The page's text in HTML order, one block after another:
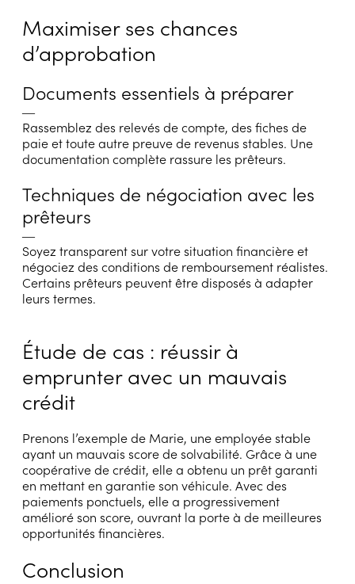
Maximiser ses chances
d’approbation
Documents essentiels à préparer
―
Rassemblez des relevés de compte, des fiches de
paie et toute autre preuve de revenus stables. Une
documentation complète rassure les prêteurs.
Techniques de négociation avec les
prêteurs
―
Soyez transparent sur votre situation financière et
négociez des conditions de remboursement réalistes.
Certains prêteurs peuvent être disposés à adapter
leurs termes.
Étude de cas : réussir à
emprunter avec un mauvais
crédit
Prenons l’exemple de Marie, une employée stable
ayant un mauvais score de solvabilité. Grâce à une
coopérative de crédit, elle a obtenu un prêt garanti
en mettant en garantie son véhicule. Avec des
paiements ponctuels, elle a progressivement
amélioré son score, ouvrant la porte à de meilleures
opportunités financières.
Conclusion